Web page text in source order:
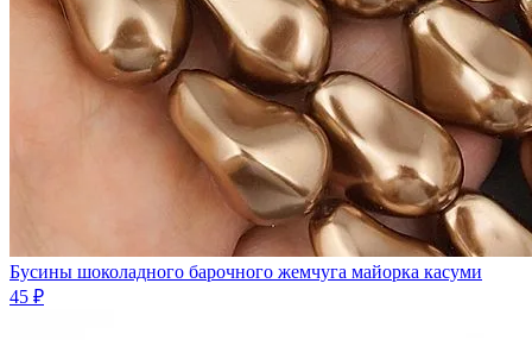
Бусины шоколадного барочного жемчуга майорка касуми
45 ₽